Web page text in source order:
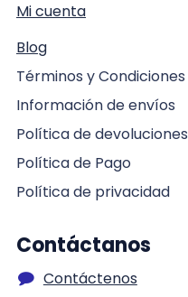
Mi cuenta
Blog
Términos y Condiciones
Información de envíos
Política de devoluciones
Política de Pago
Política de privacidad
Contáctanos
Contáctenos